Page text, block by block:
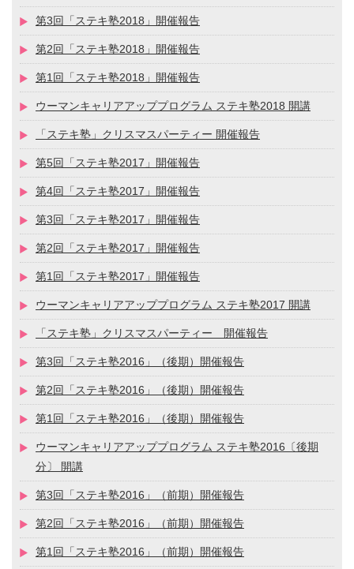
第3回「ステキ塾2018」開催報告
第2回「ステキ塾2018」開催報告
第1回「ステキ塾2018」開催報告
ウーマンキャリアアッププログラム ステキ塾2018 開講
「ステキ塾」クリスマスパーティー 開催報告
第5回「ステキ塾2017」開催報告
第4回「ステキ塾2017」開催報告
第3回「ステキ塾2017」開催報告
第2回「ステキ塾2017」開催報告
第1回「ステキ塾2017」開催報告
ウーマンキャリアアッププログラム ステキ塾2017 開講
「ステキ塾」クリスマスパーティー 開催報告
第3回「ステキ塾2016」（後期）開催報告
第2回「ステキ塾2016」（後期）開催報告
第1回「ステキ塾2016」（後期）開催報告
ウーマンキャリアアッププログラム ステキ塾2016〔後期
分〕 開講
第3回「ステキ塾2016」（前期）開催報告
第2回「ステキ塾2016」（前期）開催報告
第1回「ステキ塾2016」（前期）開催報告